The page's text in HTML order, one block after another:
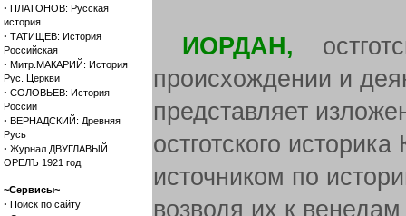
· ПЛАТОНОВ: Русская
история
· ТАТИЩЕВ: История
Российская
· Митр.МАКАРИЙ: История
Рус. Церкви
· СОЛОВЬЕВ: История
России
· ВЕРНАДСКИЙ: Древняя
Русь
· Журнал ДВУГЛАВЫЙ
ОРЕЛЪ 1921 год
~Сервисы~
· Поиск по сайту
ИОРДАН,
происхождении и
представляет
остготского
источником по
возводя их к